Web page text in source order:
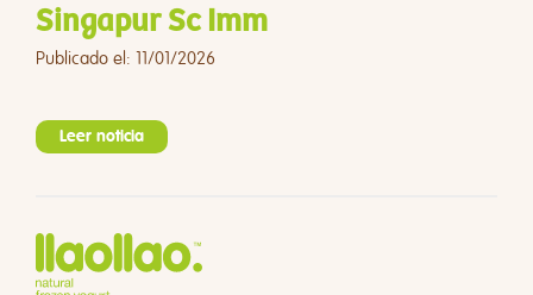
Singapur Sc Imm
Publicado el: 11/01/2026
Leer noticia